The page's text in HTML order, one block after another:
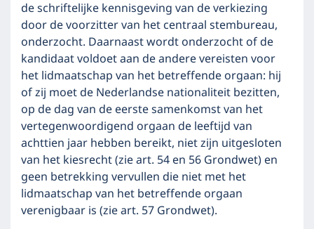
de schriftelijke kennisgeving van de verkiezing
door de voorzitter van het centraal stembureau,
onderzocht. Daarnaast wordt onderzocht of de
kandidaat voldoet aan de andere vereisten voor
het lidmaatschap van het betreffende orgaan: hij
of zij moet de Nederlandse nationaliteit bezitten,
op de dag van de eerste samenkomst van het
vertegenwoordigend orgaan de leeftijd van
achttien jaar hebben bereikt, niet zijn uitgesloten
van het kiesrecht (zie art. 54 en 56 Grondwet) en
geen betrekking vervullen die niet met het
lidmaatschap van het betreffende orgaan
verenigbaar is (zie art. 57 Grondwet).